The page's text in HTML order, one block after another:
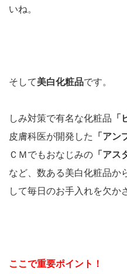
いね。
そして美白化粧品です。
しみ対策で有名な化粧品 「
皮膚科医が開発した
「アン
ＣＭでもおなじみの 「アス
など、数ある美白化粧品か
して毎日のお手入れを欠か
ここで重要ポイント！